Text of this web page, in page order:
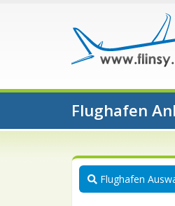
Flughafen
Flughafen